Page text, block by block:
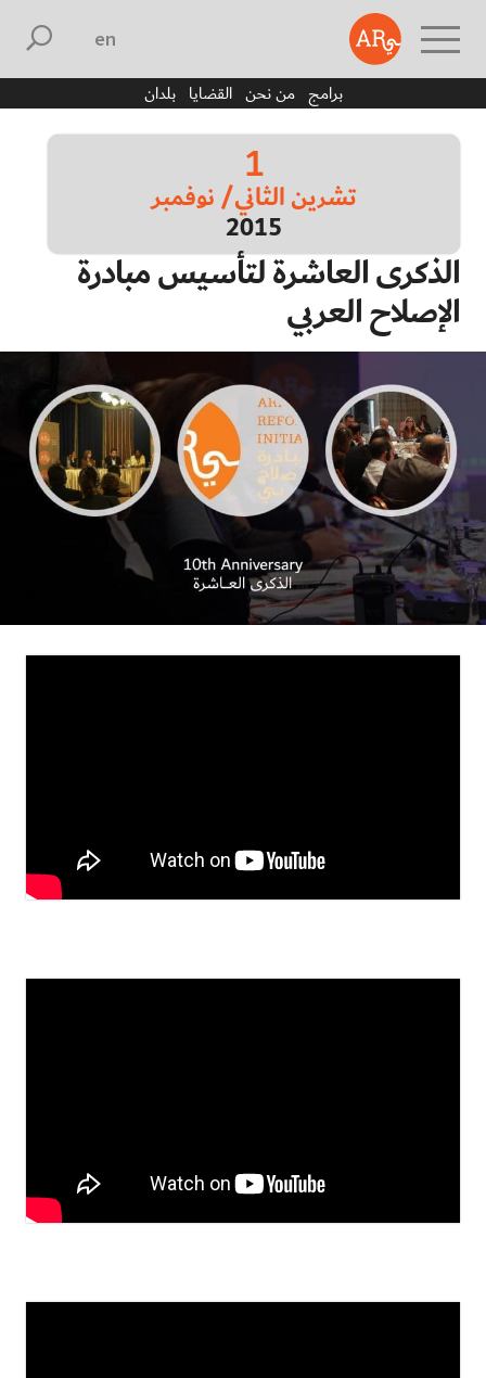
english
برامج من نحن القضايا بلدان
1
تشرين الثاني/ نوفمبر
2015
الذكرى العاشرة لتأسيس مبادرة
الإصلاح العربي